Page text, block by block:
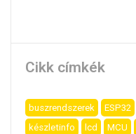
Cikk címkék
buszrendszerek ESP32
készletinfo
lcd MCU